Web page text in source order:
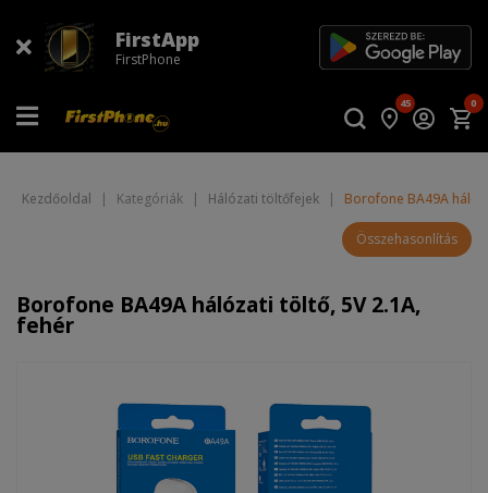
FirstApp
FirstPhone
45 0
Kezdőoldal | Kategóriák | Hálózati töltőfejek | Borofone BA49A
Összehasonlítás
Borofone BA49A hálózati töltő, 5V 2.1A,
fehér